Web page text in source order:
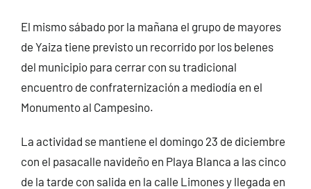
El mismo sábado por la mañana el grupo de mayores
de Yaiza tiene previsto un recorrido por los belenes
del municipio para cerrar con su tradicional
encuentro de confraternización a mediodía en el
Monumento al Campesino.
La actividad se mantiene el domingo 23 de diciembre
con el pasacalle navideño en Playa Blanca a las cinco
de la tarde con salida en la calle Limones y llegada en